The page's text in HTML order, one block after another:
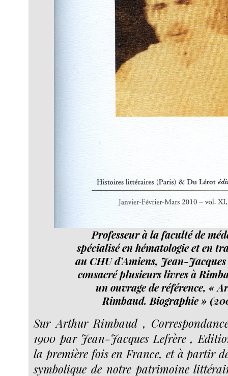
Professeur à la faculté de
spécialisé en hématologie et en
au CHU d’Amiens, Jean-
consacré plusieurs livres à
un ouvrage de référence, «
Rimbaud. Biographie »
Sur Arthur Rimbaud ,
1900 par Jean-Jacques Lefrère ,
la première fois en France, et à partir
symbolique de notre patrimoine